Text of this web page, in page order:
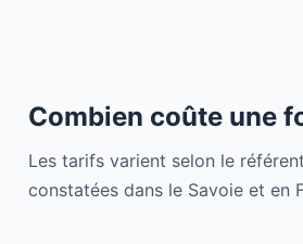
Combien coûte une
Les tarifs varient selon le
constatées dans le Savoie et en